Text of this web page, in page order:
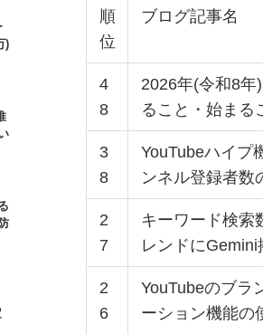
順
位
ブログ記事名
4
8
2026年(令和8年
ること・始まる
3
8
YouTubeハイプ
ンネル登録者数
2
7
キーワード検索
レンドにGemini
2
6
YouTubeのブラ
ーション機能の
)